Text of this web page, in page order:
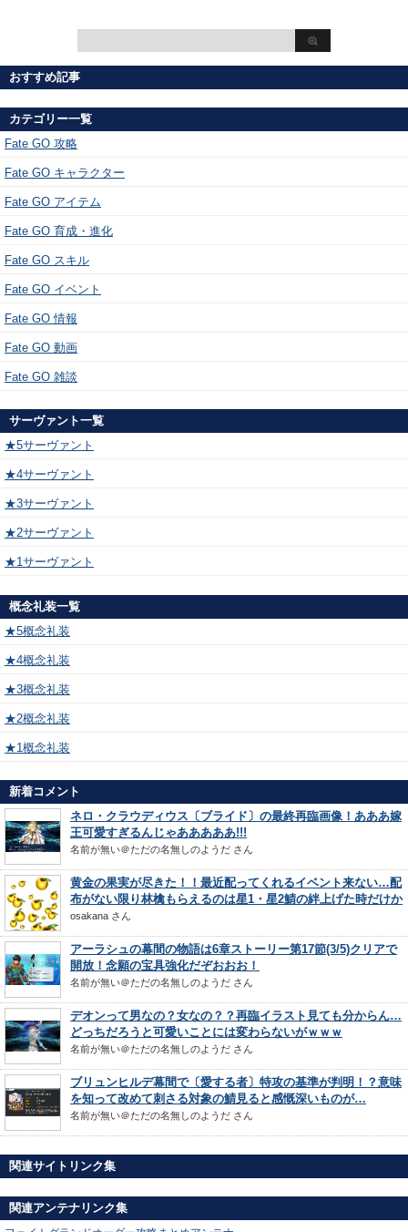
おすすめ記事
カテゴリー一覧
Fate GO 攻略
Fate GO キャラクター
Fate GO アイテム
Fate GO 育成・進化
Fate GO スキル
Fate GO イベント
Fate GO 情報
Fate GO 動画
Fate GO 雑談
サーヴァント一覧
★5サーヴァント
★4サーヴァント
★3サーヴァント
★2サーヴァント
★1サーヴァント
概念礼装一覧
★5概念礼装
★4概念礼装
★3概念礼装
★2概念礼装
★1概念礼装
新着コメント
ネロ・クラウディウス〔ブライド〕の最終再臨画像！あああ嫁
王可愛すぎるんじゃあああああ!!!
名前が無い＠ただの名無しのようだ さん
黄金の果実が尽きた！！最近配ってくれるイベント来ない…配
布がない限り林檎もらえるのは星1・星2鯖の絆上げた時だけか
osakana さん
アーラシュの幕間の物語は6章ストーリー第17節(3/5)クリアで
開放！念願の宝具強化だぞおおお！
名前が無い＠ただの名無しのようだ さん
デオンって男なの？女なの？？再臨イラスト見ても分からん…
どっちだろうと可愛いことには変わらないがｗｗｗ
名前が無い＠ただの名無しのようだ さん
ブリュンヒルデ幕間で〔愛する者〕特攻の基準が判明！？意味
を知って改めて刺さる対象の鯖見ると感慨深いものが…
名前が無い＠ただの名無しのようだ さん
関連サイトリンク集
関連アンテナリンク集